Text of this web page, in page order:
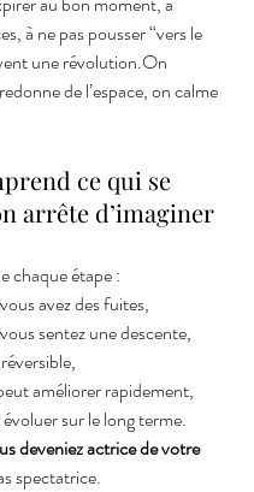
à ne pas pousser “vers le
une révolution.On
de l’espace, on calme
ce qui se
arrête d’imaginer
chaque étape :
avez des fuites,
sentez une descente,
améliorer rapidement,
sur le long terme.
deveniez actrice de votre
spectatrice.